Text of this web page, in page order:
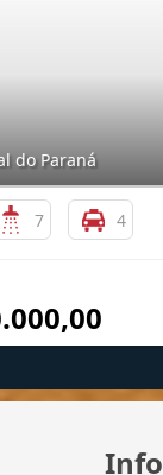
do Paraná
7 4